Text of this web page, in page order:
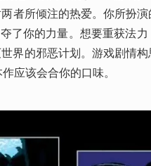
者所倾注的热爱。你所扮
了你的力量。想要重获法
的邪恶计划。游戏剧情构
应该会合你的口味。